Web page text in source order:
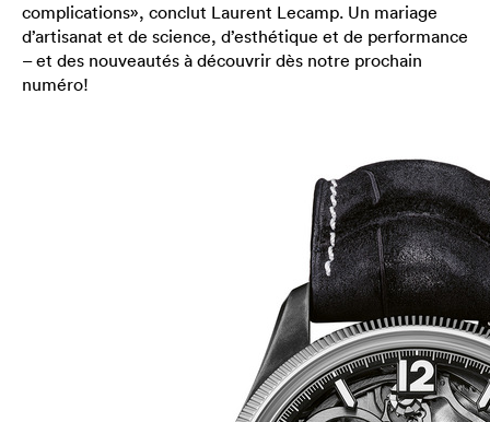
complications», conclut Laurent Lecamp. Un mariage
d’artisanat et de science, d’esthétique et de performance
– et des nouveautés à découvrir dès notre prochain
numéro!